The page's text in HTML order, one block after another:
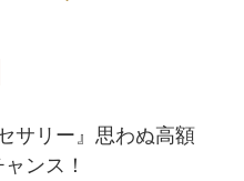
サリー』思わぬ高額
ンス！